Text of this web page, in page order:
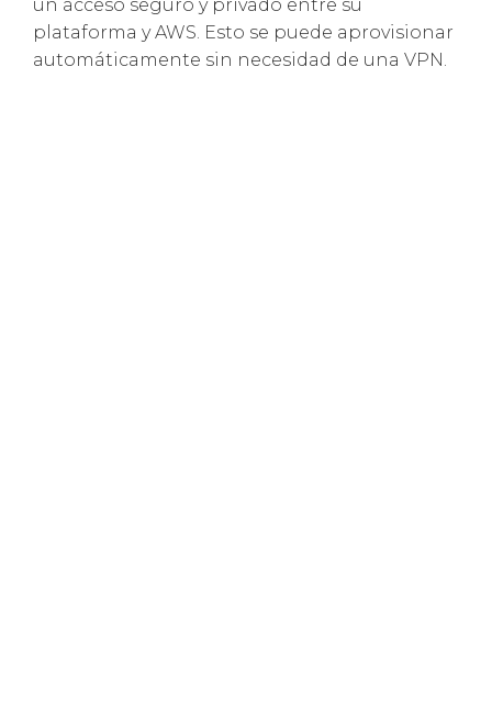
un acceso seguro y privado entre su
plataforma y AWS. Esto se puede aprovisionar
automáticamente sin necesidad de una VPN.